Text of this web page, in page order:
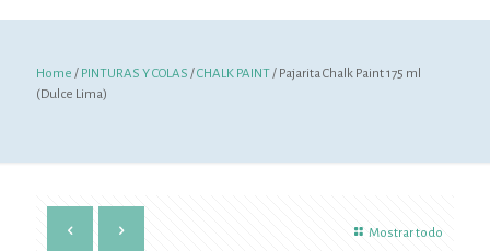
Home / PINTURAS Y COLAS /CHALK PAINT/ Pajarita Chalk Paint 175 ml
(Dulce Lima)
Mostrar todo